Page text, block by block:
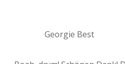
Georgie Best